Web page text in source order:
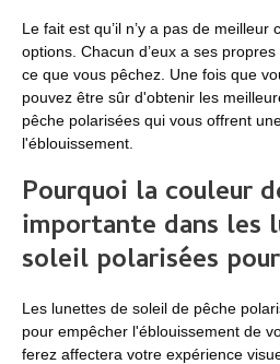
Le fait est qu’il n’y a pas de
options. Chacun d’eux a ses
ce que vous pêchez. Une fois que
pouvez être sûr d'obtenir les
pêche polarisées qui vous offrent
l'éblouissement.
Pourquoi la couleur
importante dans les
soleil polarisées
Les lunettes de soleil de pêche
pour empêcher l'éblouissement de
ferez affectera votre expérience